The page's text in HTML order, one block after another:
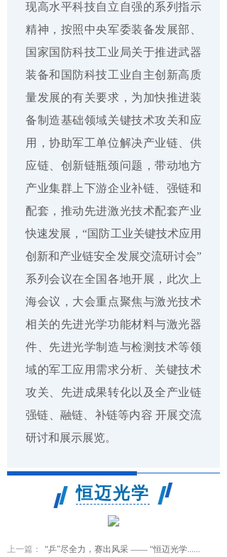
现高水平科技自立自强的系列指示
精神，按照中央军委装备发展部、
国家国防科技工业局关于推进武器
装备和国防科技工业自主创新高质
量发展的有关要求，为加快推进装
备制造基础领域关键技术攻关和应
用，协助军工单位解决产业链、供
应链、创新链瓶颈问题，带动地方
产业集群上下游企业补链、强链和
配套，推动先进激光技术配套产业
快速发展，“国防工业关键技术应用
创新和产业链安全发展交流研讨会”
系列会议在全国各地开展，此次上
海会议，大会重点聚焦与激光技术
相关的先进光学功能材料与激光器
件、先进光学制造与检测技术等领
域的军工应用需求分析、关键技术
攻关、先进成果转化以及全产业链
强链、融链、补链等内容 开展交流
研讨和展示展览。
恒迈光学
上一篇：
“乒”尽全力，赛出风采 —— “恒迈光学......